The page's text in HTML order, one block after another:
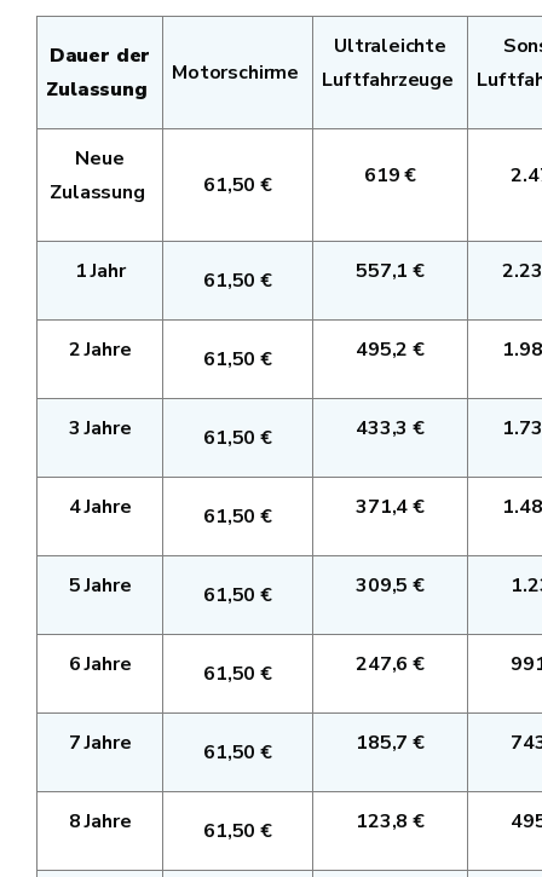
Dauer der
Zulassung
Motorschirme
Ultraleichte
Luftfahrzeuge
Neue
Zulassung
61,50 € 619 €
1 Jahr 61,50 € 557,1 €
2 Jahre 61,50 € 495,2 €
3 Jahre 61,50 € 433,3 €
4 Jahre 61,50 € 371,4 €
5 Jahre 61,50 € 309,5 €
6 Jahre 61,50 € 247,6 €
7 Jahre 61,50 € 185,7 €
8 Jahre 61,50 € 123,8 €